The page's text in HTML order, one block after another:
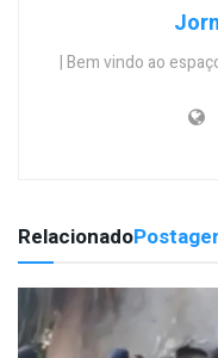
| Bem vindo ao
Relacionado